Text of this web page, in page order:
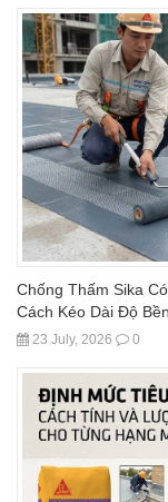
Chống Thấm Sika
Cách Kéo Dài Độ Bền
23 July, 2026 0